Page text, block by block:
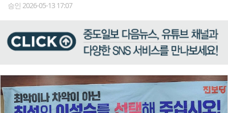
승인 2026-05-13 17:07